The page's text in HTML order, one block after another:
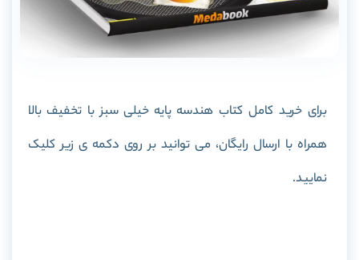
برای خرید کامل کتاب هندسه پایه خیلی سبز با تخفیف بالا
همراه با ارسال رایگان، می توانید بر روی دکمه ی زیر کلیک
نمایید.